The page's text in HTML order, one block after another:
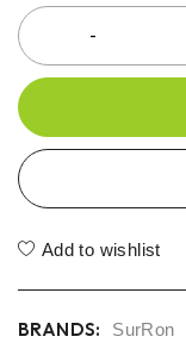
Add to wishlist
BRANDS: SurRon